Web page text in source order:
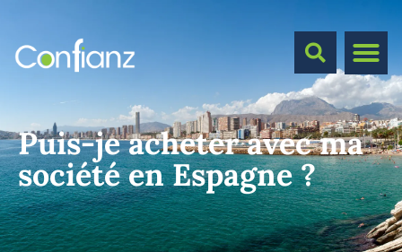
Puis-je acheter avec ma
société en Espagne ?